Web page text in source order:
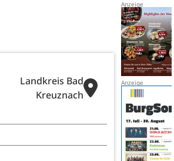
Landkreis Bad
Kreuznach